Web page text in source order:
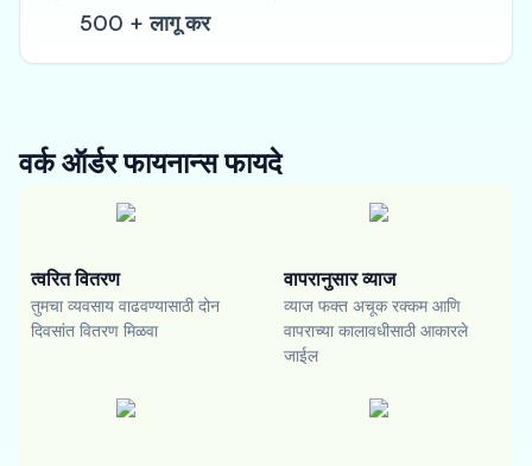
500 + लागू कर
वर्क ऑर्डर फायनान्सफायदे
त्वरित वितरण
तुमचा व्यवसाय वाढवण्यासाठी दोन
दिवसांत वितरण मिळवा
वापरानुसार व्याज
व्याज फक्त अचूक रक्कम आणि
वापराच्या कालावधीसाठी आकारले
जाईल